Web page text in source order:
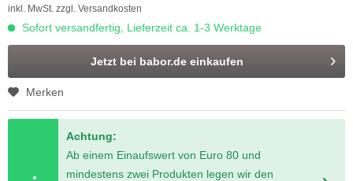
inkl. MwSt. zzgl. Versandkosten
Sofort versandfertig, Lieferzeit ca. 1-3 Werktage
Jetzt bei babor.de einkaufen
Merken
Achtung:
Ab einem Einaufswert von Euro 80 und
mindestens zwei Produkten legen wir den